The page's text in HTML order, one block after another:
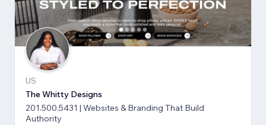
US
The Whitty Designs
201.500.5431 | Websites & Branding That Build
Authority